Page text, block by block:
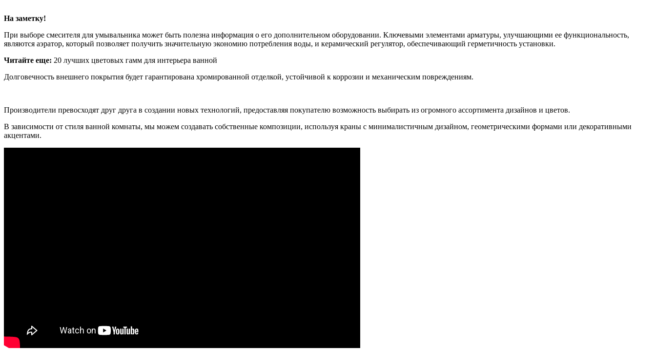
На заметку!
При выборе смесителя для умывальника может быть полезна информация о его дополнительном оборудовании. Ключевыми элементами арматуры, улучшающими ее функциональность,
являются аэратор, который позволяет получить значительную экономию потребления воды, и керамический регулятор, обеспечивающий герметичность установки.
Читайте еще: 20 лучших цветовых гамм для интерьера ванной
Долговечность внешнего покрытия будет гарантирована хромированной отделкой, устойчивой к коррозии и механическим повреждениям.
Производители превосходят друг друга в создании новых технологий, предоставляя покупателю возможность выбирать из огромного ассортимента дизайнов и цветов.
В зависимости от стиля ванной комнаты, мы можем создавать собственные композиции, используя краны с минималистичным дизайном, геометрическими формами или декоративными
акцентами.